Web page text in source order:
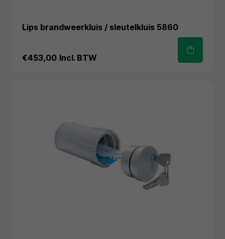
Lips brandweerkluis / sleutelkluis 5860
€453,00 Incl. BTW